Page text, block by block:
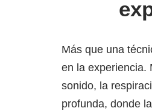
Más que una
en la experiencia.
sonido, la
profunda, donde